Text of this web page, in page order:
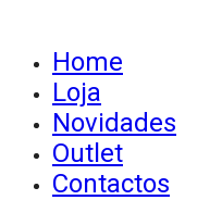
Home
Loja
Novidades
Outlet
Contactos